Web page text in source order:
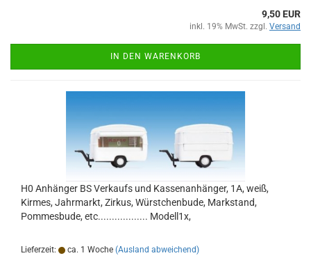
9,50 EUR
inkl. 19% MwSt. zzgl. Versand
IN DEN WARENKORB
H0 Anhänger BS Verkaufs und Kassenanhänger, 1A, weiß,
Kirmes, Jahrmarkt, Zirkus, Würstchenbude, Markstand,
Pommesbude, etc.................. Modell1x,
Lieferzeit: ca. 1 Woche (Ausland abweichend)